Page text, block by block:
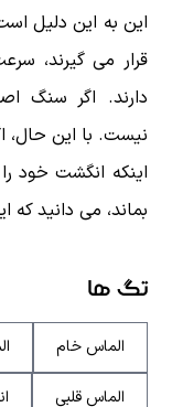
این به این دلیل
قرار می گیرند،
دارند. اگر سنگ
نیست. با این حال،
اینکه انگشت خود
بماند، می دانید
تگ ها
الماس خام
الماس قلبی